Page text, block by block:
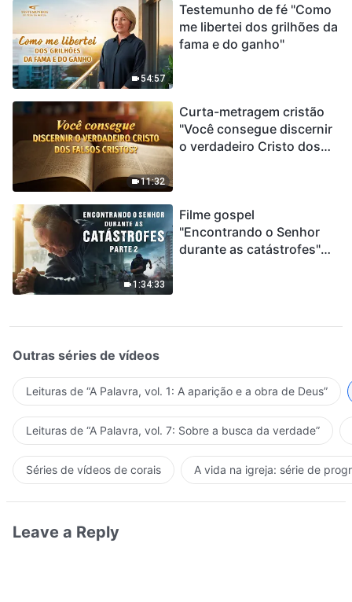
54:57
Testemunho de fé "Como
me libertei dos grilhões da
fama e do ganho"
11:32
Curta-metragem cristão
"Você consegue discernir
o verdadeiro Cristo dos
1:34:33
Filme gospel
"Encontrando o Senhor
durante as catástrofes"
encontrou uma maneira
de sobreviver?
Outras séries de vídeos
Leituras de “A Palavra, vol. 1: A aparição e a obra de Deus”
Leituras de “A Palavra, vol. 7: Sobre a busca da verdade”
Séries de vídeos de corais A vida na igreja: série de
Leave a Reply